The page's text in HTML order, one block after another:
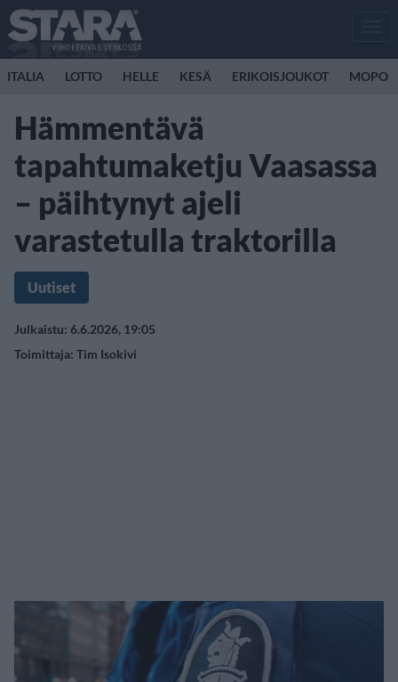
ITALIA LOTTO HELLE KESÄ ERIKOISJOUKOT MOPO
Hämmentävä
tapahtumaketju Vaasassa
– päihtynyt ajeli
varastetulla traktorilla
Uutiset
Julkaistu: 6.6.2026, 19:05
Toimittaja: Tim Isokivi